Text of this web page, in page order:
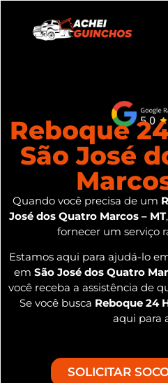
Reboque
São José
Quando você precisa de um
José dos Quatro Marcos – MT
fornecer um serviço
Estamos aqui para ajudá-lo
em São José dos Quatro
você receba a assistência de
Se você busca Reboque 24
aqui para
SOLICITAR